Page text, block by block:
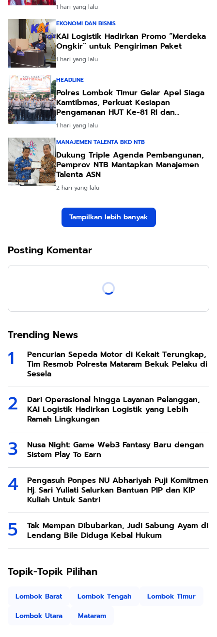
1 hari yang lalu
EKONOMI DAN BISNIS
KAI Logistik Hadirkan Promo “Merdeka
Ongkir” untuk Pengiriman Paket
1 hari yang lalu
HEADLINE
Polres Lombok Timur Gelar Apel Siaga
Kamtibmas, Perkuat Kesiapan
Pengamanan HUT Ke-81 RI dan
Kunjungan Kapolri
1 hari yang lalu
MANAJEMEN TALENTA BKD NTB
Dukung Triple Agenda Pembangunan,
Pemprov NTB Mantapkan Manajemen
Talenta ASN
2 hari yang lalu
Tampilkan lebih banyak
Posting Komentar
Trending News
Pencurian Sepeda Motor di Kekait Terungkap,
Tim Resmob Polresta Mataram Bekuk Pelaku di
Sesela
Dari Operasional hingga Layanan Pelanggan,
KAI Logistik Hadirkan Logistik yang Lebih
Ramah Lingkungan
Nusa Night: Game Web3 Fantasy Baru dengan
Sistem Play To Earn
Pengasuh Ponpes NU Abhariyah Puji Komitmen
Hj. Sari Yuliati Salurkan Bantuan PIP dan KIP
Kuliah Untuk Santri
Tak Mempan Dibubarkan, Judi Sabung Ayam di
Lendang Bile Diduga Kebal Hukum
Topik-Topik Pilihan
Lombok Barat Lombok Tengah
Lombok Timur
Lombok Utara
Mataram